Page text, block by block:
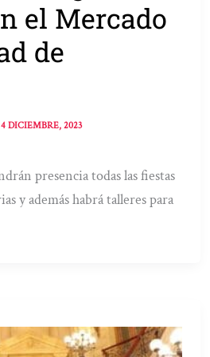
el Mercado
de
4 DICIEMBRE, 2023
presencia todas las fiestas
y además habrá talleres para